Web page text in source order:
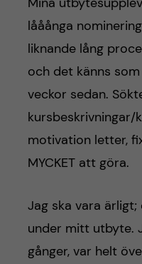
lååånga
liknande lång
och det känns
veckor sedan.
kursbeskrivningar/
motivation letter,
MYCKET att göra.
Jag ska vara
under mitt utbyte.
gånger, var helt